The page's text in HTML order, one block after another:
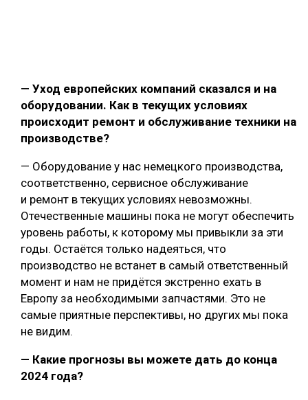
— Уход европейских компаний сказался и на
оборудовании. Как в текущих условиях
происходит ремонт и обслуживание техники на
производстве?
— Оборудование у нас немецкого производства,
соответственно, сервисное обслуживание
и ремонт в текущих условиях невозможны.
Отечественные машины пока не могут обеспечить
уровень работы, к которому мы привыкли за эти
годы. Остаётся только надеяться, что
производство не встанет в самый ответственный
момент и нам не придётся экстренно ехать в
Европу за необходимыми запчастями. Это не
самые приятные перспективы, но других мы пока
не видим.
— Какие прогнозы вы можете дать до конца
2024 года?